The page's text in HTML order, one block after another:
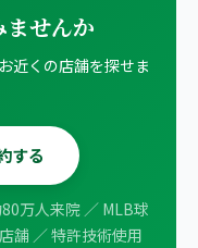
ませんか
近くの店舗を探せま
する
万人来院 ／ MLB球
舗 ／ 特許技術使用